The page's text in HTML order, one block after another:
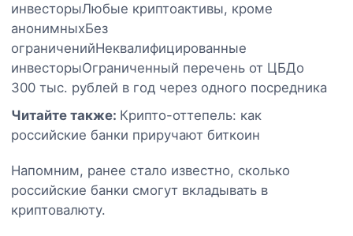
инвесторыЛюбые криптоактивы, кроме
анонимныхБез
ограниченийНеквалифицированные
инвесторыОграниченный перечень от ЦБДо
300 тыс. рублей в год через одного посредника
Читайте также: Крипто-оттепель: как
российские банки приручают биткоин
Напомним, ранее стало известно, сколько
российские банки смогут вкладывать в
криптовалюту.